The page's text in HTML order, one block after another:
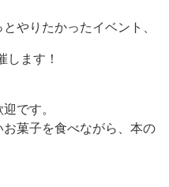
やりたかったイベント、
します！
です。
菓子を食べながら、本の